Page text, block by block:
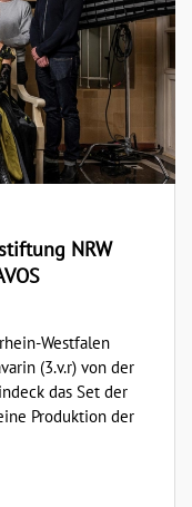
NRW
Westfalen
(3.v.r) von der
das Set der
Produktion der